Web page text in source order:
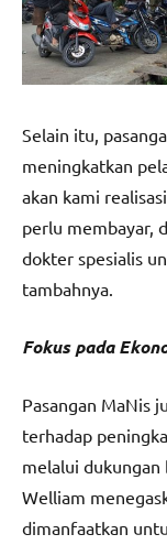
Selain itu,
meningkatkan
akan kami
perlu membayar,
dokter spesialis
tambahnya.
Fokus pada
Pasangan MaNis
terhadap
melalui dukungan
Welliam
dimanfaatkan